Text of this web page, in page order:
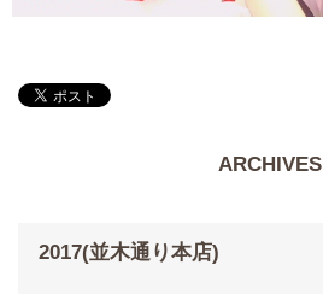
ARCHIVES
2017(並木通り本店)